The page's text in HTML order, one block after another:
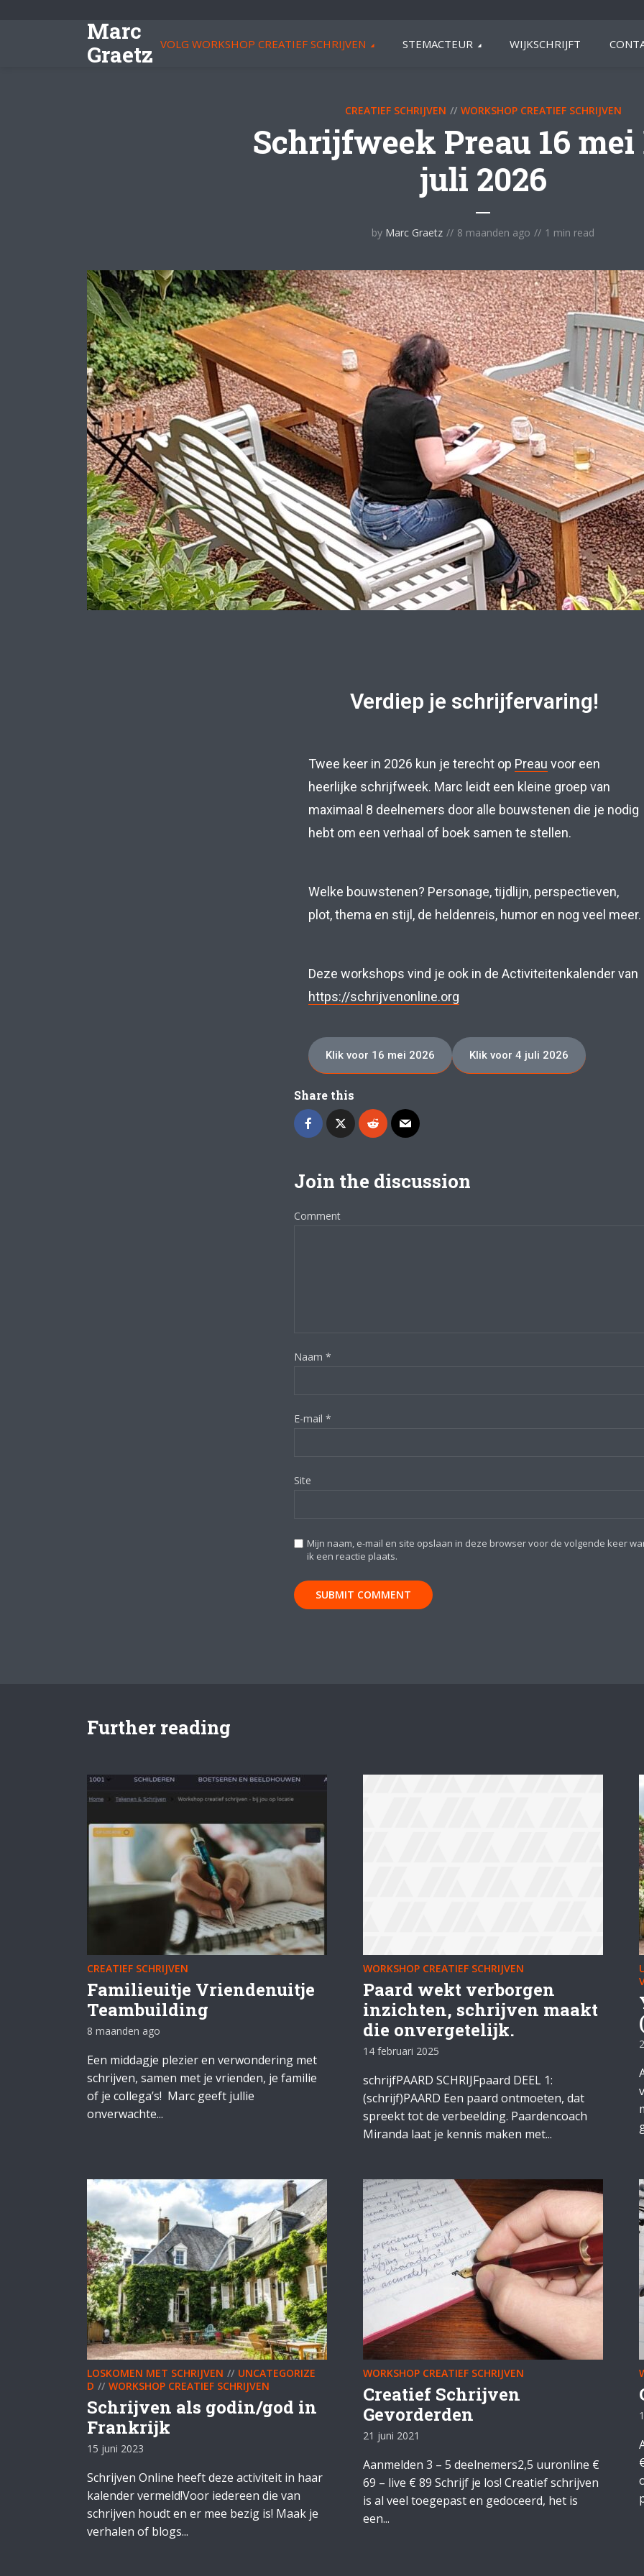
Marc
Graetz VOLG WORKSHOP CREATIEF SCHRIJVEN STEMACTEUR WIJKSCHRIJFT
CREATIEF SCHRIJVEN WORKSHOP CREATIEF SCHRIJVEN
Schrijfweek Preau 16 mei
juli 2026
by Marc Graetz 8 maanden ago 1 min read
Verdiep je schrijfervaring!
Twee keer in 2026 kun je terecht op Preau voor een
heerlijke schrijfweek. Marc leidt een kleine groep van
maximaal 8 deelnemers door alle bouwstenen die je nodig
hebt om een verhaal of boek samen te stellen.
Welke bouwstenen? Personage, tijdlijn, perspectieven,
plot, thema en stijl, de heldenreis, humor en nog veel meer.
Deze workshops vind je ook in de Activiteitenkalender van
https://schrijvenonline.org
Klik voor 16 mei 2026 Klik voor 4 juli 2026
Share this
Join the discussion
Comment
Naam *
E-mail *
Site
Mijn naam, e-mail en site opslaan in deze browser voor de volgende keer
ik een reactie plaats.
Further reading
CREATIEF SCHRIJVEN
Familieuitje Vriendenuitje
Teambuilding
8 maanden ago
Een middagje plezier en verwondering met
schrijven, samen met je vrienden, je familie
of je collega’s! Marc geeft jullie
onverwachte...
WORKSHOP CREATIEF SCHRIJVEN
Paard wekt verborgen
inzichten, schrijven maakt
die onvergetelijk.
14 februari 2025
schrijfPAARD SCHRIJFpaard DEEL 1:
(schrijf)PAARD Een paard ontmoeten, dat
spreekt tot de verbeelding. Paardencoach
Miranda laat je kennis maken met...
LOSKOMEN MET SCHRIJVEN
UNCATEGORIZE
D
WORKSHOP CREATIEF SCHRIJVEN
Schrijven als godin/god in
Frankrijk
15 juni 2023
Schrijven Online heeft deze activiteit in haar
kalender vermeld!Voor iedereen die van
schrijven houdt en er mee bezig is! Maak je
verhalen of blogs...
WORKSHOP CREATIEF SCHRIJVEN
Creatief Schrijven
Gevorderden
21 juni 2021
Aanmelden 3 – 5 deelnemers2,5 uuronline €
69 – live € 89 Schrijf je los! Creatief schrijven
is al veel toegepast en gedoceerd, het is
een...